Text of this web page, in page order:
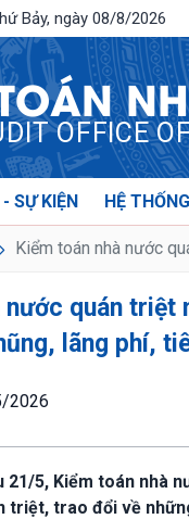
Bảy, ngày 08/8/2026
OFFICE
SỰ KIỆN HỆ
Kiểm toán nhà nước
nước quán
lãng phí,
2026
21/5, Kiểm toán nhà
triệt, trao đổi về